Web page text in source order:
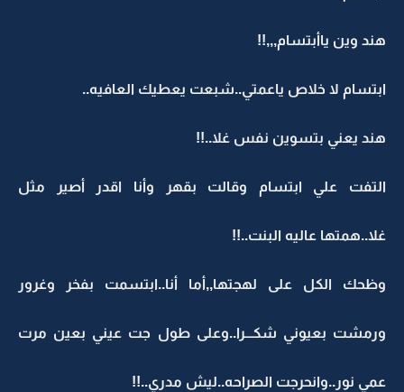
هند وين ياأبتسام,,,!!
ابتسام لا خلاص ياعمتي..شبعت يعطيك العافيه..
هند يعني بتسوين نفس غلا..!!
التفت علي ابتسام وقالت بقهر وأنا اقدر أصير مثل
غلا..همتها عاليه البنت..!!
وظحك الكل على لهجتها,,أما أنا..ابتسمت بفخر وغرور
ورمشت بعيوني شكـــرا..وعلى طول جت عيني بعين مرت
عمي نور..وانحرجت الصراحه..ليش مدري..!!